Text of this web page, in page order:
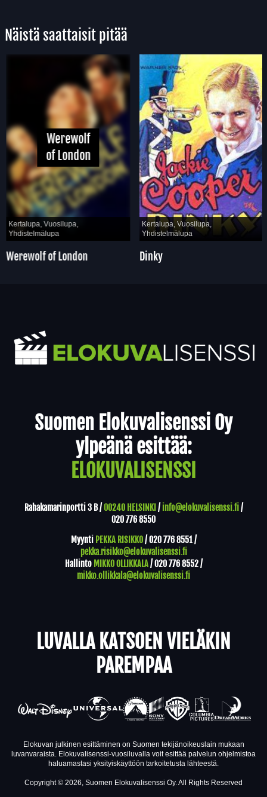
Näistä saattaisit pitää
Werewolf
of London
Kertalupa, Vuosilupa,
Yhdistelmälupa
Werewolf of London
Kertalupa, Vuosilupa,
Yhdistelmälupa
Dinky
Suomen Elokuvalisenssi Oy
ylpeänä esittää:
ELOKUVALISENSSI
Rahakamarinportti 3 B /00240 HELSINKI / info@elokuvalisenssi.fi/
020 776 8550
Myynti PEKKA RISIKKO/020 776 8551/
pekka.risikko@elokuvalisenssi.fi
Hallinto MIKKO OLLIKKALA/020 776 8552/
mikko.ollikkala@elokuvalisenssi.fi
LUVALLA KATSOEN VIELÄKIN
PAREMPAA
Elokuvan julkinen esittäminen on Suomen tekijänoikeuslain mukaan
luvanvaraista. Elokuvalisenssi-vuosiluvalla voit esittää palvelun ohjelmistoa
haluamastasi yksityiskäyttöön tarkoitetusta lähteestä.
Copyright © 2026, Suomen Elokuvalisenssi Oy. All Rights Reserved